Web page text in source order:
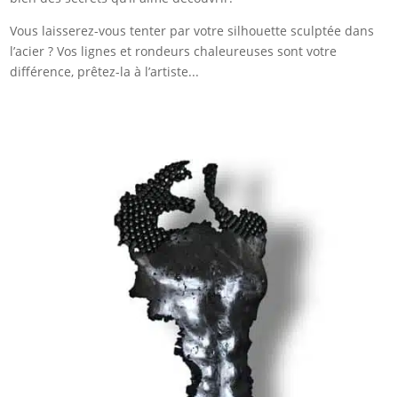
Vous laisserez-vous tenter par votre silhouette sculptée dans
l’acier ? Vos lignes et rondeurs chaleureuses sont votre
différence, prêtez-la à l’artiste...